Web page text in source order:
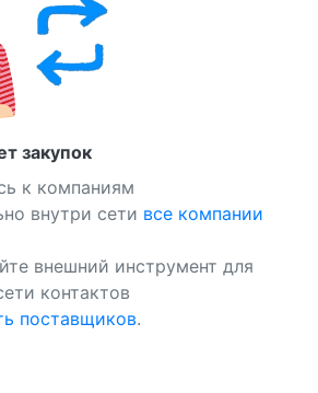
закупок
к компаниям
внутри сети все компании
внешний инструмент для
контактов
поставщиков.